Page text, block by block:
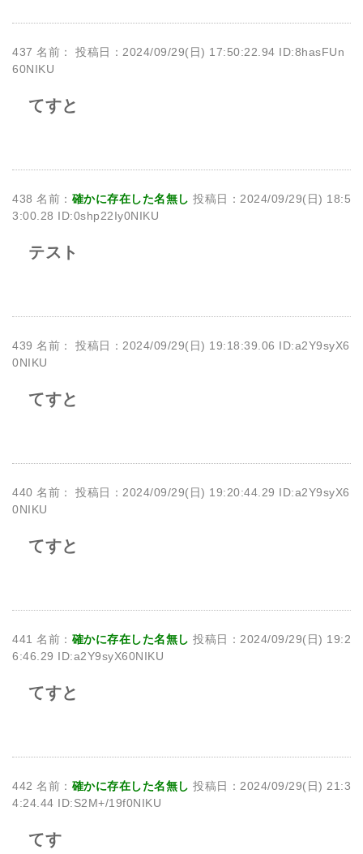
437 名前：
投稿日：2024/09/29(日) 17:50:22.94 ID:8hasFUn
60NIKU
てすと
438 名前： 確かに存在した名無し 投稿日：2024/09/29(日) 18:5
3:00.28 ID:0shp22Iy0NIKU
テスト
439 名前：
投稿日：2024/09/29(日) 19:18:39.06 ID:a2Y9syX6
0NIKU
てすと
440 名前：
投稿日：2024/09/29(日) 19:20:44.29 ID:a2Y9syX6
0NIKU
てすと
441 名前： 確かに存在した名無し 投稿日：2024/09/29(日) 19:2
6:46.29 ID:a2Y9syX60NIKU
てすと
442 名前： 確かに存在した名無し 投稿日：2024/09/29(日) 21:3
4:24.44 ID:S2M+/19f0NIKU
てす